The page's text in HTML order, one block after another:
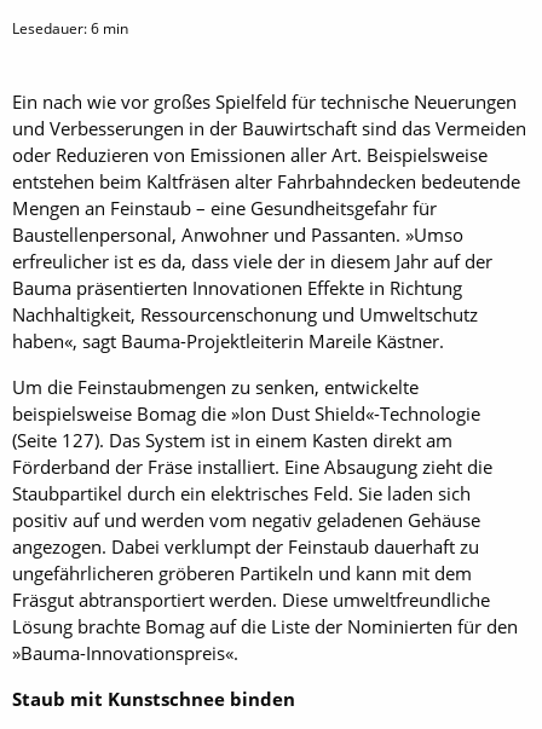
Lesedauer:6 min
Ein nach wie vor großes Spielfeld für technische Neuerungen
und Verbesserungen in der Bauwirtschaft sind das Vermeiden
oder Reduzieren von Emissionen aller Art. Beispielsweise
entstehen beim Kaltfräsen alter Fahrbahndecken bedeutende
Mengen an Feinstaub – eine Gesundheitsgefahr für
Baustellenpersonal, Anwohner und Passanten. »Umso
erfreulicher ist es da, dass viele der in diesem Jahr auf der
Bauma präsentierten Innovationen Effekte in Richtung
Nachhaltigkeit, Ressourcenschonung und Umweltschutz
haben«, sagt Bauma-Projektleiterin Mareile Kästner.
Um die Feinstaubmengen zu senken, entwickelte
beispielsweise Bomag die »Ion Dust Shield«-Technologie
(Seite 127). Das System ist in einem Kasten direkt am
Förderband der Fräse installiert. Eine Absaugung zieht die
Staubpartikel durch ein elektrisches Feld. Sie laden sich
positiv auf und werden vom negativ geladenen Gehäuse
angezogen. Dabei verklumpt der Feinstaub dauerhaft zu
ungefährlicheren gröberen Partikeln und kann mit dem
Fräsgut abtransportiert werden. Diese umweltfreundliche
Lösung brachte Bomag auf die Liste der Nominierten für den
»Bauma-Innovationspreis«.
Staub mit Kunstschnee binden